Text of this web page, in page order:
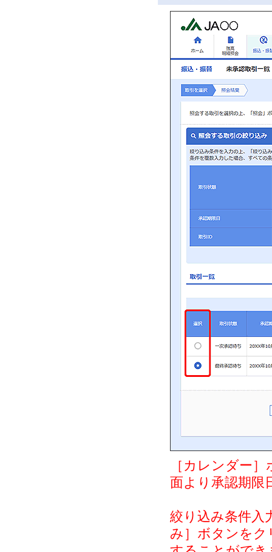
［カレンダー
面より承認期限
絞り込み条件入
み］ボタンをク